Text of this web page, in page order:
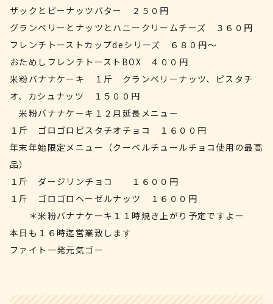
ザックとピーナッツバター ２５０円
グランベリーとナッツとハニークリームチーズ ３６０円
フレンチトーストカップdeシリーズ ６８０円～
おためしフレンチトーストBOX ４００円
米粉バナナケーキ １斤 クランベリーナッツ、ピスタチ
オ、カシュナッツ １５００円
米粉バナナケーキ１２月延長メニュー
１斤 ゴロゴロピスタチオチョコ １６００円
年末年始限定メニュー（クーベルチュールチョコ使用の最高
品）
１斤 ダージリンチョコ １６００円
１斤 ゴロゴロヘーゼルナッツ １６００円
＊米粉バナナケーキ１１時焼き上がり予定ですよー
本日も１６時迄営業致します
ファイト一発元気ゴー